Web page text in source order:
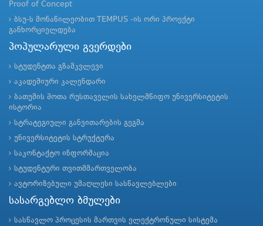
Proof of Concept
ბსუ-ს მონაწილეობით TEMPUS -ის ორი პროექტი
განხორციელდება
პოპულარული გვერდები
სტუდენტთა გზამკვლევი
აკადემიური კალენდარი
ბათუმის შოთა რუსთაველის სახელმწიფო უნივერსიტეტის
ისტორია
სტრატეგიული განვითარების გეგმა
უნივერსიტეტის სტრუქტურა
საკონტაქტო ინფორმაცია
სტუდენტური თვითმმართველობა
ავტორიზებული უმაღლესი სასწავლებლები
სასარგებლო ბმულები
სასწავლო პროცესის მართვის ელექტრონული სისტემა